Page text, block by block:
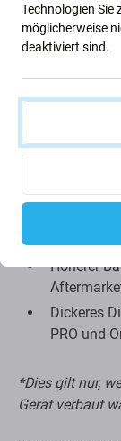
Nachteile:
Echtes
Geringere
Breiterer
Höherer
Dickeres
PRO und
*Dies gilt nur,
Gerät verbaut
Technologien Sie
möglicherweise
deaktiviert sind.